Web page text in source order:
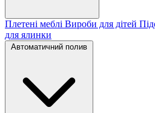
Плетені меблі Вироби для дітей
для ялинки
Автоматичний полив